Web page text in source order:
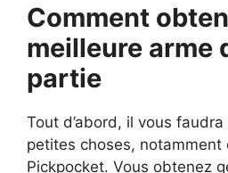
Comment
meilleure arme
partie
Tout d’abord, il vous
petites choses, notamment
Pickpocket. Vous obtenez